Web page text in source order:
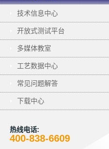
技术信息中心
开放式测试平台
多媒体教室
工艺数据中心
常见问题解答
下载中心
热线电话:
400-838-6609